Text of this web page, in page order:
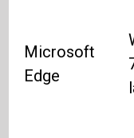
Microsoft
Edge